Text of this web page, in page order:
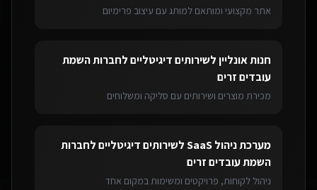
אתר מקצועי ומותאם למותג עם עיצוב פרימיום
חנות אונלייןלשירותים דיגיטליים לחברות השמת
עובדים זרים
מכירת מוצרים ושירותים עם סליקה ומשלוחים
מערכת ניהול SaaS לשירותים דיגיטליים לחברות
השמת עובדים זרים
ניהול לקוחות, פרויקטים ומשימות במקום אחד